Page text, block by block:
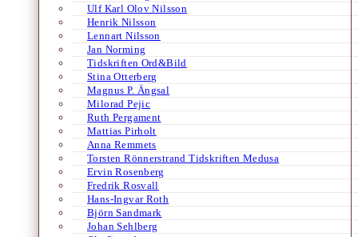
Ulf Karl Olov Nilsson
Henrik Nilsson
Lennart Nilsson
Jan Norming
Tidskriften Ord&Bild
Stina Otterberg
Magnus P. Ängsal
Milorad Pejic
Ruth Pergament
Mattias Pirholt
Anna Remmets
Torsten Rönnerstrand Tidskriften Medusa
Ervin Rosenberg
Fredrik Rosvall
Hans-Ingvar Roth
Björn Sandmark
Johan Sehlberg